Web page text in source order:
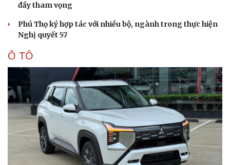
đầy tham vọng
Phú Thọ ký hợp tác với nhiều bộ, ngành trong thực hiện
Nghị quyết 57
Ô TÔ